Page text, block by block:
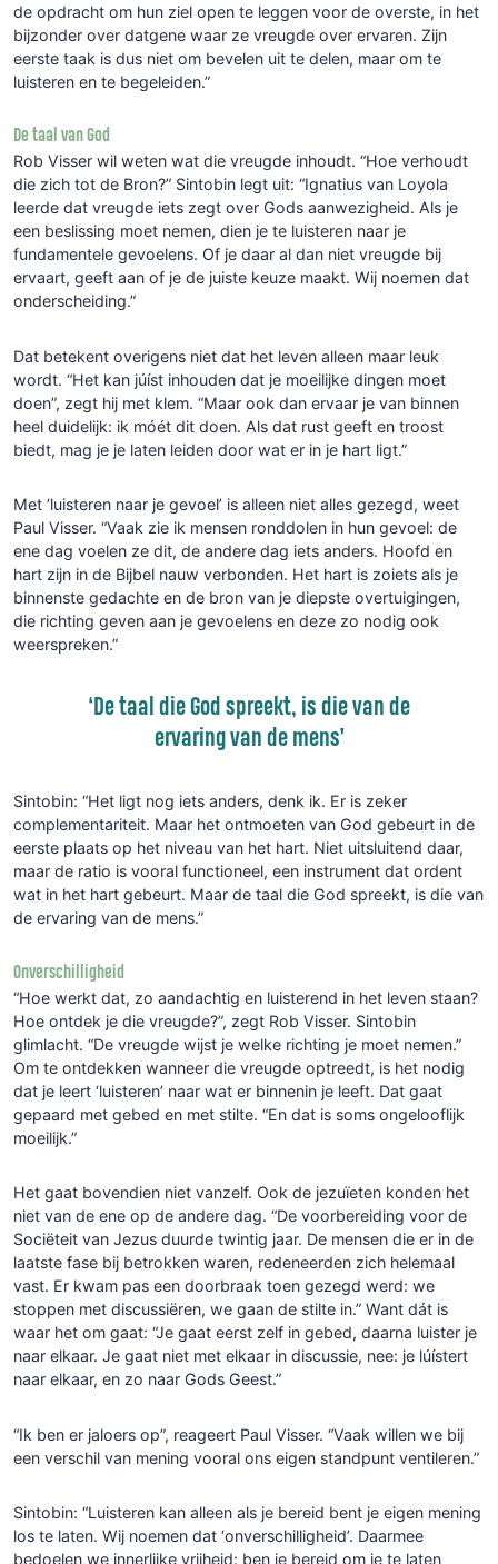
de opdracht om hun ziel open te leggen voor de overste, in het
bijzonder over datgene waar ze vreugde over ervaren. Zijn
eerste taak is dus niet om bevelen uit te delen, maar om te
luisteren en te begeleiden.”
De taal van God
Rob Visser wil weten wat die vreugde inhoudt. “Hoe verhoudt
die zich tot de Bron?” Sintobin legt uit: “Ignatius van Loyola
leerde dat vreugde iets zegt over Gods aanwezigheid. Als je
een beslissing moet nemen, dien je te luisteren naar je
fundamentele gevoelens. Of je daar al dan niet vreugde bij
ervaart, geeft aan of je de juiste keuze maakt. Wij noemen dat
onderscheiding.”
Dat betekent overigens niet dat het leven alleen maar leuk
wordt. “Het kan júíst inhouden dat je moeilijke dingen moet
doen”, zegt hij met klem. “Maar ook dan ervaar je van binnen
heel duidelijk: ik móét dit doen. Als dat rust geeft en troost
biedt, mag je je laten leiden door wat er in je hart ligt.”
Met ‘luisteren naar je gevoel’ is alleen niet alles gezegd, weet
Paul Visser. “Vaak zie ik mensen ronddolen in hun gevoel: de
ene dag voelen ze dit, de andere dag iets anders. Hoofd en
hart zijn in de Bijbel nauw verbonden. Het hart is zoiets als je
binnenste gedachte en de bron van je diepste overtuigingen,
die richting geven aan je gevoelens en deze zo nodig ook
weerspreken.”
‘De taal die God spreekt, is die van de
ervaring van de mens’
Sintobin: “Het ligt nog iets anders, denk ik. Er is zeker
complementariteit. Maar het ontmoeten van God gebeurt in de
eerste plaats op het niveau van het hart. Niet uitsluitend daar,
maar de ratio is vooral functioneel, een instrument dat ordent
wat in het hart gebeurt. Maar de taal die God spreekt, is die van
de ervaring van de mens.”
Onverschilligheid
“Hoe werkt dat, zo aandachtig en luisterend in het leven staan?
Hoe ontdek je die vreugde?”, zegt Rob Visser. Sintobin
glimlacht. “De vreugde wijst je welke richting je moet nemen.”
Om te ontdekken wanneer die vreugde optreedt, is het nodig
dat je leert ‘luisteren’ naar wat er binnenin je leeft. Dat gaat
gepaard met gebed en met stilte. “En dat is soms ongelooflijk
moeilijk.”
Het gaat bovendien niet vanzelf. Ook de jezuïeten konden het
niet van de ene op de andere dag. “De voorbereiding voor de
Sociëteit van Jezus duurde twintig jaar. De mensen die er in de
laatste fase bij betrokken waren, redeneerden zich helemaal
vast. Er kwam pas een doorbraak toen gezegd werd: we
stoppen met discussiëren, we gaan de stilte in.” Want dát is
waar het om gaat: “Je gaat eerst zelf in gebed, daarna luister je
naar elkaar. Je gaat niet met elkaar in discussie, nee: je lúístert
naar elkaar, en zo naar Gods Geest.”
“Ik ben er jaloers op”, reageert Paul Visser. “Vaak willen we bij
een verschil van mening vooral ons eigen standpunt ventileren.”
Sintobin: “Luisteren kan alleen als je bereid bent je eigen mening
los te laten. Wij noemen dat ‘onverschilligheid’. Daarmee
bedoelen we innerlijke vrijheid: ben je bereid om je te laten